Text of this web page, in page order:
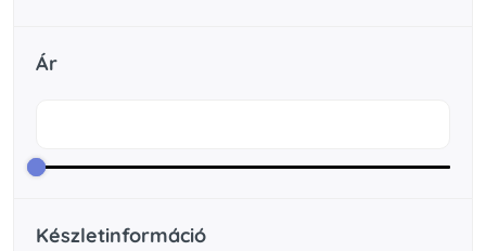
Ár
Készletinformáció